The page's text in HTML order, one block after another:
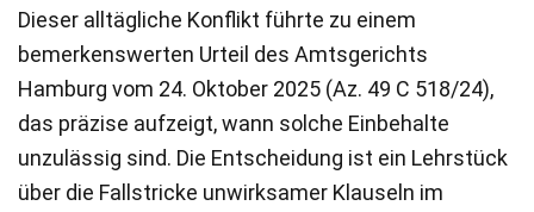
Dieser alltägliche Konflikt führte zu einem
bemerkenswerten Urteil des Amtsgerichts
Hamburg vom 24. Oktober 2025 (Az. 49 C 518/24),
das präzise aufzeigt, wann solche Einbehalte
unzulässig sind. Die Entscheidung ist ein Lehrstück
über die Fallstricke unwirksamer Klauseln im